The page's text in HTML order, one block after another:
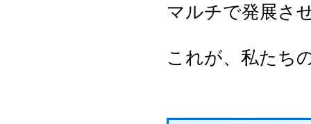
マルチで発展さ
これが、私たち